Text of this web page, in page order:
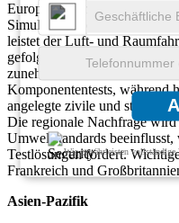
Wir gewährleisten
Europa erobert fast 25 % des
Simulationstische. Mit einem
leistet der Luft- und
gefolgt von Automobiltests
zunehmend auf elektrische
Komponententests, während
angelegte zivile und
Die regionale Nachfrage wird
Umweltstandards
Testlösungen fördert.
Frankreich und
Asien-Pazifik